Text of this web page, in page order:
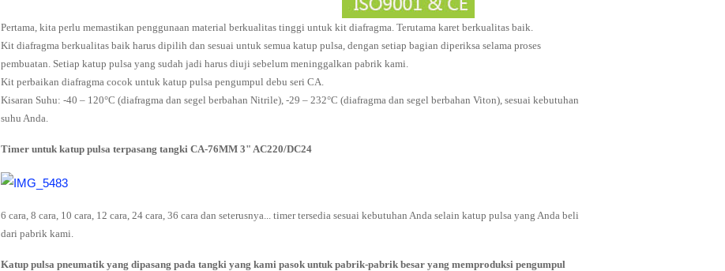
Pertama, kita perlu memastikan penggunaan material berkualitas tinggi untuk kit diafragma. Terutama karet berkualitas baik.
Kit diafragma berkualitas baik harus dipilih dan sesuai untuk semua katup pulsa, dengan setiap bagian diperiksa selama proses
pembuatan. Setiap katup pulsa yang sudah jadi harus diuji sebelum meninggalkan pabrik kami.
Kit perbaikan diafragma cocok untuk katup pulsa pengumpul debu seri CA.
Kisaran Suhu: -40 – 120°C (diafragma dan segel berbahan Nitrile), -29 – 232°C (diafragma dan segel berbahan Viton), sesuai kebutuhan
suhu Anda.
Timer untuk katup pulsa terpasang tangki CA-76MM 3" AC220/DC24
6 cara, 8 cara, 10 cara, 12 cara, 24 cara, 36 cara dan seterusnya... timer tersedia sesuai kebutuhan Anda selain katup pulsa yang Anda beli
dari pabrik kami.
Katup pulsa pneumatik yang dipasang pada tangki yang kami pasok untuk pabrik-pabrik besar yang memproduksi pengumpul